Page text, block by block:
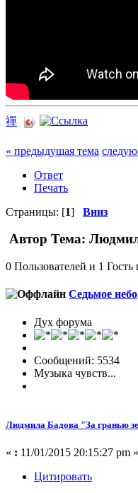
禪
« предыдущая тема
Ответ
Печать
Страницы: [1] Вниз
Автор Тема:
0 Пользователей и 1
Седьмое небо
Дух форума
Сообщений: 5534
Музыка чувств...
Людмила Бадова "За гранью
« : 11/01/2015 20:15:27 pm »
Цитировать